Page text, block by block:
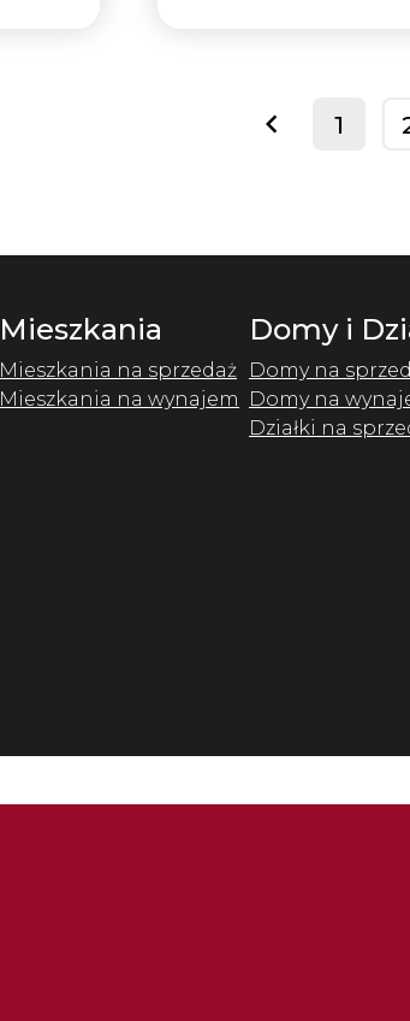
prev
1
Mieszkania
Mieszkania na sprzedaż
Mieszkania na wynajem
Domy i
Domy na
Domy na
Działki na